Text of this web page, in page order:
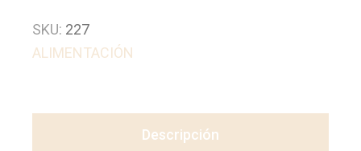
SKU: 227
ALIMENTACIÓN
Descripción